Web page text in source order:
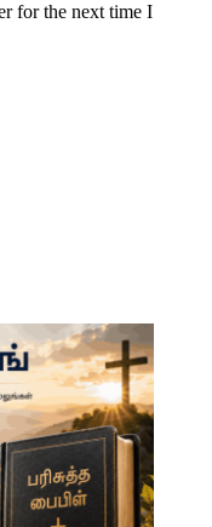
for the next time I